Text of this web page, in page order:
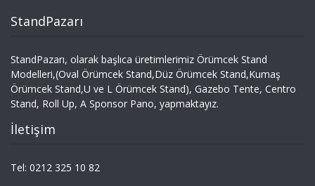
StandPazarı
StandPazarı, olarak başlıca üretimlerimiz Örümcek Stand
Modelleri,(Oval Örümcek Stand,Düz Örümcek Stand,Kumaş
Örümcek Stand,U ve L Örümcek Stand), Gazebo Tente, Centro
Stand, Roll Up, A Sponsor Pano, yapmaktayız.
İletişim
Tel: 0212 325 10 82